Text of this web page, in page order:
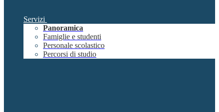
Servizi
Panoramica
Famiglie e studenti
Personale scolastico
Percorsi di studio